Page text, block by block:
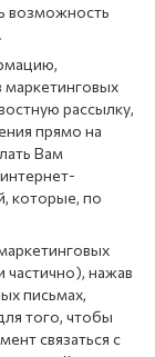
возможность
маркетинговых
рассылку,
прямо на
Вам
которые, по
частично), нажав
письмах,
того, чтобы
связаться с